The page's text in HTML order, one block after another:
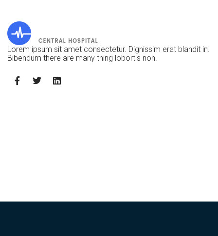
Lorem ipsum sit amet consectetur. Dignissim erat blandit in.
Bibendum there are many thing lobortis non.